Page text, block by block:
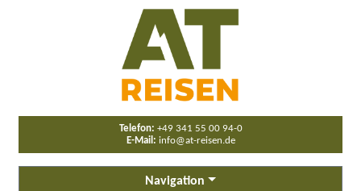
Telefon: +49 341 55 00 94-0
E-Mail: info@at-reisen.de
Navigation